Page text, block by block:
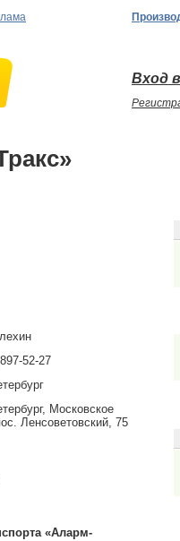
Вход
52-27
Московское
Ленсоветовский, 75
«Аларм-